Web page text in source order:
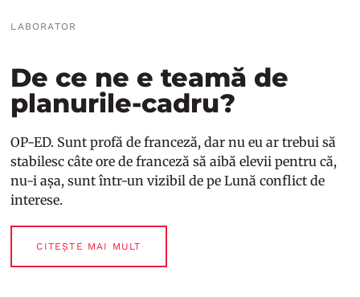
LABORATOR
De ce ne e teamă de
planurile-cadru?
OP-ED. Sunt profă de franceză, dar nu eu ar trebui să
stabilesc câte ore de franceză să aibă elevii pentru că,
nu-i așa, sunt într-un vizibil de pe Lună conflict de
interese.
CITEȘTE MAI MULT